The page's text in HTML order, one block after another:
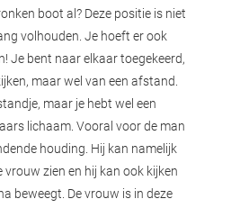
boot al? Deze positie is niet
volhouden. Je hoeft er ook
Je bent naar elkaar toegekeerd,
maar wel van een afstand.
maar je hebt wel een
lichaam. Vooral voor de man
houding. Hij kan namelijk
vrouw zien en hij kan ook kijken
beweegt. De vrouw is in deze